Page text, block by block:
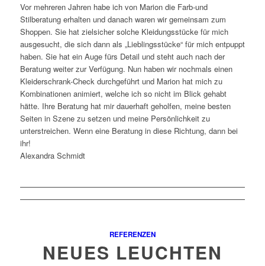
Vor mehreren Jahren habe ich von Marion die Farb-und
Stilberatung erhalten und danach waren wir gemeinsam zum
Shoppen. Sie hat zielsicher solche Kleidungsstücke für mich
ausgesucht, die sich dann als „Lieblingsstücke“ für mich entpuppt
haben. Sie hat ein Auge fürs Detail und steht auch nach der
Beratung weiter zur Verfügung. Nun haben wir nochmals einen
Kleiderschrank-Check durchgeführt und Marion hat mich zu
Kombinationen animiert, welche ich so nicht im Blick gehabt
hätte. Ihre Beratung hat mir dauerhaft geholfen, meine besten
Seiten in Szene zu setzen und meine Persönlichkeit zu
unterstreichen. Wenn eine Beratung in diese Richtung, dann bei
ihr!
Alexandra Schmidt
REFERENZEN
NEUES LEUCHTEN